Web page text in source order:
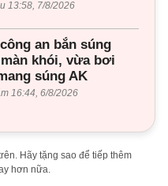
13:58, 7/8/2026
an bắn súng
khói, vừa bơi
súng AK
16:44, 6/8/2026
Hãy tặng sao để tiếp thêm
hơn nữa.